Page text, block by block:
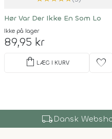
Hør Var Der Ikke En Som Lo
Ikke på lager
89,95 kr
shopping_bag LÆG I KURV favorite
local_shippingDansk